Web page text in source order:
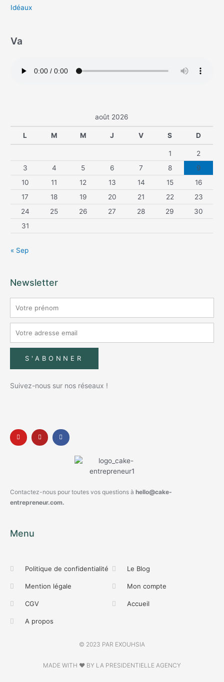
Idéaux
Va
août 2026
L M M J V S D
1
2
3
4 5 6 7 8
9
10
11 12 13 14 15
16
17
18 19 20 21 22
23
24
25 26 27 28 29
30
31
« Sep
Newsletter
S'ABONNER
Suivez-nous sur nos réseaux !
Contactez-nous pour toutes vos questions à hello@cake-
entrepreneur.com.
Menu
Politique de confidentialité
Mention légale
CGV
A propos
Le Blog
Mon compte
Accueil
© 2023 PAR EXOUHSIA
MADE WITH ❤ BY LA PRESIDENTIELLE AGENCY